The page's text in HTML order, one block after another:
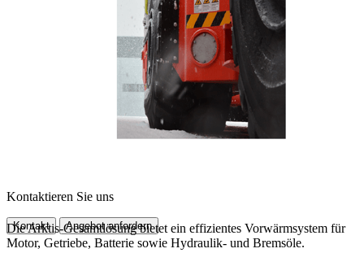
Kontaktieren Sie uns
Kontakt Angebot anfordern
Die Arktis-Gesamtlösung bietet ein effizientes Vorwärmsystem für
Motor, Getriebe, Batterie sowie Hydraulik- und Bremsöle.